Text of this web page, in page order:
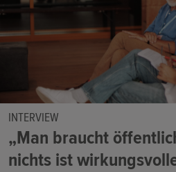
INTERVIEW
„Man braucht
nichts ist